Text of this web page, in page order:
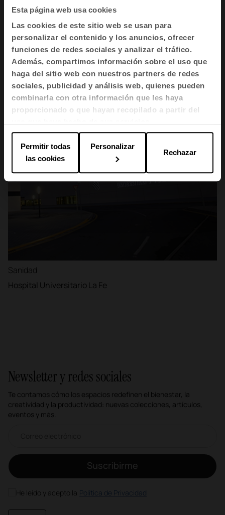
Esta página web usa cookies
Las cookies de este sitio web se usan para
personalizar el contenido y los anuncios, ofrecer
funciones de redes sociales y analizar el tráfico.
Además, compartimos información sobre el uso que
haga del sitio web con nuestros partners de redes
sociales, publicidad y análisis web, quienes pueden
combinarla con otra información que les haya
proporcionado o que hayan recopilado a partir del
Permitir todas
las cookies
Personalizar
Rechazar
Sanidad
Hospital Álvaro Cunqueiro de Vigo
Sanidad
Hospital Universitario La Fe
Newsletter y redes sociales
Te contamos cómo los espacios redefinen el bienestar, la
creatividad y la productividad: nuevas colecciones, artículos,
eventos y más.
Suscribirme
He leído y acepto la Política de Privacidad